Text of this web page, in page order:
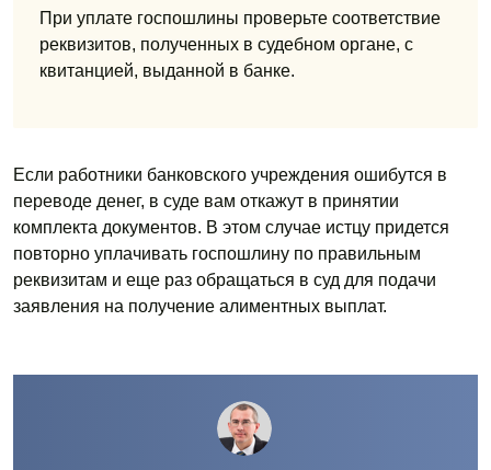
При уплате госпошлины проверьте соответствие
реквизитов, полученных в судебном органе, с
квитанцией, выданной в банке.
Если работники банковского учреждения ошибутся в
переводе денег, в суде вам откажут в принятии
комплекта документов. В этом случае истцу придется
повторно уплачивать госпошлину по правильным
реквизитам и еще раз обращаться в суд для подачи
заявления на получение алиментных выплат.